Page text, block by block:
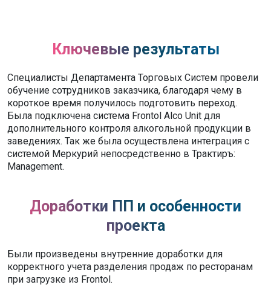
Ключевые результаты
Специалисты Департамента Торговых Систем провели
обучение сотрудников заказчика, благодаря чему в
короткое время получилось подготовить переход.
Была подключена система Frontol Alco Unit для
дополнительного контроля алкогольной продукции в
заведениях. Так же была осуществлена интеграция с
системой Меркурий непосредственно в Трактиръ:
Management.
Доработки ПП и особенности
проекта
Были произведены внутренние доработки для
корректного учета разделения продаж по ресторанам
при загрузке из Frontol.